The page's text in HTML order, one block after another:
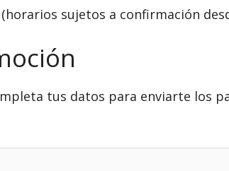
sujetos a confirmación
tus datos para enviarte los